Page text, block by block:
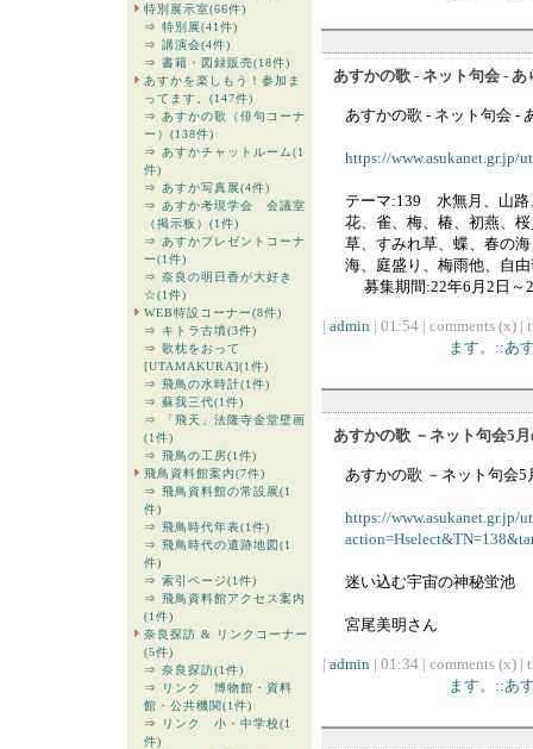
特別展示室(66件)
⇒ 特別展(41件)
⇒ 講演会(4件)
⇒ 書籍・図録販売(18件)
あすかを楽しもう！参加ま
ってます。(147件)
⇒ あすかの歌（俳句コーナ
ー）(138件)
⇒ あすかチャットルーム(1
件)
⇒ あすか写真展(4件)
⇒ あすか考現学会 会議室
（掲示板）(1件)
⇒ あすかプレゼントコーナ
ー(1件)
⇒ 奈良の明日香が大好き
☆(1件)
WEB特設コーナー(8件)
⇒ キトラ古墳(3件)
⇒ 歌枕をおって
[UTAMAKURA](1件)
⇒ 飛鳥の水時計(1件)
⇒ 蘇我三代(1件)
⇒
「飛天」法隆寺金堂壁画
(1件)
⇒ 飛鳥の工房(1件)
飛鳥資料館案内(7件)
⇒ 飛鳥資料館の常設展(1
件)
⇒ 飛鳥時代年表(1件)
⇒ 飛鳥時代の遺跡地図(1
件)
⇒ 索引ページ(1件)
⇒ 飛鳥資料館アクセス案内
(1件)
奈良探訪 & リンクコーナー
(5件)
⇒ 奈良探訪(1件)
⇒
リンク 博物館・資料
館・公共機関(1件)
⇒
リンク 小・中学校(1
件)
あすかの歌 - ネット句会 -
あすかの歌 - ネット句会 -
https://www.asukanet.gr.jp/
テーマ:139 水無月、山路
花、雀、梅、椿、初燕、
草、すみれ草、蝶、春の
海、庭盛り、梅雨他、自
募集期間:22年6月2日
| admin | 01:54 | comments (x) |
ます。::あ
あすかの歌 －ネット句会5
あすかの歌 －ネット句会5
https://www.asukanet.gr.jp/
迷い込む宇宙の神秘蛍池
宮尾美明さん
| admin | 01:34 | comments (x) |
ます。::あ